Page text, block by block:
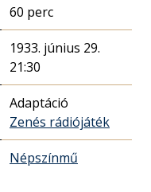
60 perc
1933. június 29.
21:30
Adaptáció
Zenés rádiójáték
Népszínmű